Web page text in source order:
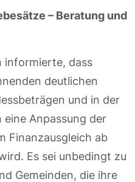
– Beratung und
informierte, dass
deutlichen
und in der
eine Anpassung der
Finanzausgleich ab
Es sei unbedingt zu
Gemeinden, die ihre